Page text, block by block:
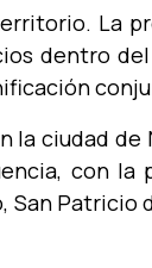
La
dentro
la ciudad de
con
San